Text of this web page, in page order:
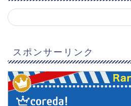
スポンサーリンク